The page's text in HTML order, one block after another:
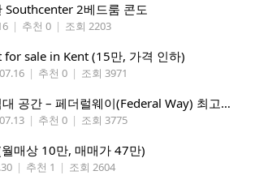
Southcenter 2베드룸 콘도
| 추천 0 | 조회 2203
sale in Kent (15만, 가격 인하)
| 추천 0 | 조회 3971
프라임 상업용 임대 공간 – 페더럴웨이(Federal Way) 최고의 가시성 입지
| 추천 0 | 조회 3775
매상 10만, 매매가 47만)
| 추천 1 | 조회 2604